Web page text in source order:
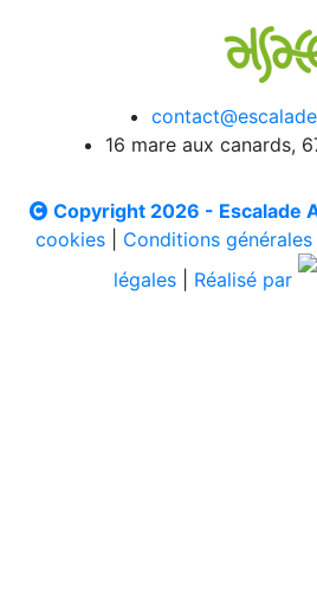
16 mare aux canards,
Copyright 2026 - Escalade
cookies| Conditions
légales
Réalisé par